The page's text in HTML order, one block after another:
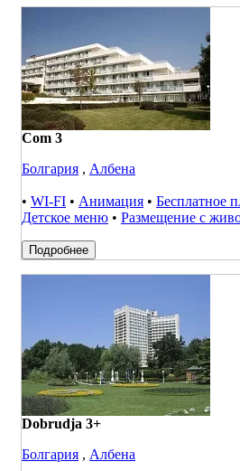
Com 3
Болгария , Албена
• WI-FI • Анимация • Бесплатное
Детское меню • Размещение с
Подробнее
Dobrudja 3+
Болгария , Албена